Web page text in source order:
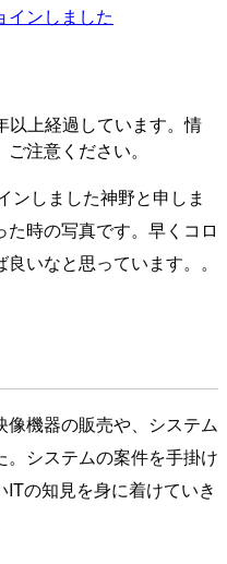
インしました
以上経過しています。情
注意ください。
ンしました神野と申しま
時の写真です。早くコロ
いなと思っています。。
機器の販売や、システム
システムの案件を手掛け
の知見を身に着けていき